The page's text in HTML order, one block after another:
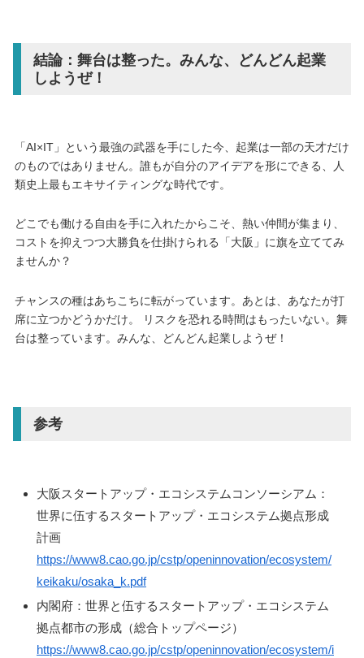
結論：舞台は整った。みんな、どんどん起業
しようぜ！
「AI×IT」という最強の武器を手にした今、起業は一部の天才だけ
のものではありません。誰もが自分のアイデアを形にできる、人
類史上最もエキサイティングな時代です。
どこでも働ける自由を手に入れたからこそ、熱い仲間が集まり、
コストを抑えつつ大勝負を仕掛けられる「大阪」に旗を立ててみ
ませんか？
チャンスの種はあちこちに転がっています。あとは、あなたが打
席に立つかどうかだけ。 リスクを恐れる時間はもったいない。舞
台は整っています。みんな、どんどん起業しようぜ！
参考
大阪スタートアップ・エコシステムコンソーシアム：
世界に伍するスタートアップ・エコシステム拠点形成
計画
https://www8.cao.go.jp/cstp/openinnovation/ecosystem/
keikaku/osaka_k.pdf
内閣府：世界と伍するスタートアップ・エコシステム
拠点都市の形成（総合トップページ）
https://www8.cao.go.jp/cstp/openinnovation/ecosystem/i